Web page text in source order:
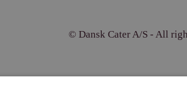
© Dansk Cater A/S - All